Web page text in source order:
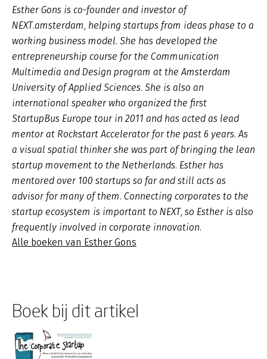
Esther Gons is co-founder and investor of
NEXT.amsterdam, helping startups from ideas phase to a
working business model. She has developed the
entrepreneurship course for the Communication
Multimedia and Design program at the Amsterdam
University of Applied Sciences. She is also an
international speaker who organized the first
StartupBus Europe tour in 2011 and has acted as lead
mentor at Rockstart Accelerator for the past 6 years. As
a visual spatial thinker she was part of bringing the lean
startup movement to the Netherlands. Esther has
mentored over 100 startups so far and still acts as
advisor for many of them. Connecting corporates to the
startup ecosystem is important to NEXT, so Esther is also
frequently involved in corporate innovation.
Alle boeken van Esther Gons
Boek bij dit artikel